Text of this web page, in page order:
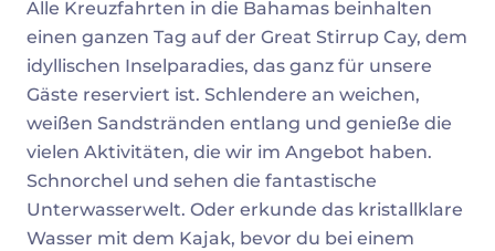
Alle Kreuzfahrten in die Bahamas beinhalten
einen ganzen Tag auf der Great Stirrup Cay, dem
idyllischen Inselparadies, das ganz für unsere
Gäste reserviert ist. Schlendere an weichen,
weißen Sandstränden entlang und genieße die
vielen Aktivitäten, die wir im Angebot haben.
Schnorchel und sehen die fantastische
Unterwasserwelt. Oder erkunde das kristallklare
Wasser mit dem Kajak, bevor du bei einem